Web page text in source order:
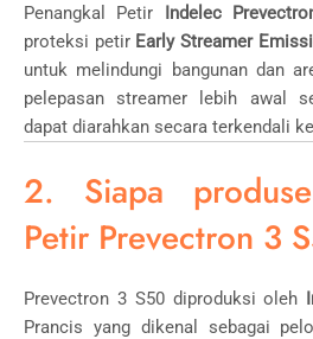
Penangkal Petir Indelec
proteksi petir Early Streamer
untuk melindungi bangunan dan
pelepasan streamer lebih awal
dapat diarahkan secara terkendali
2. Siapa
Petir Prevectron 3
Prevectron 3 S50 diproduksi oleh
Prancis yang dikenal sebagai